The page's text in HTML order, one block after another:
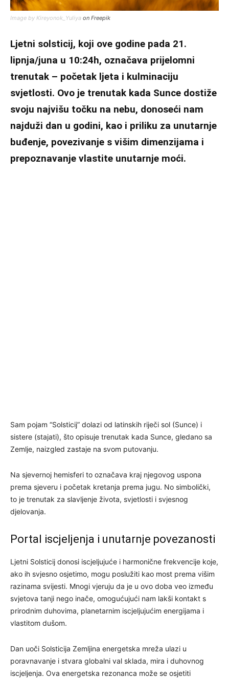
Image by Kireyonok_Yuliya on Freepik
Ljetni solsticij, koji ove godine pada 21.
lipnja/juna u 10:24h, označava prijelomni
trenutak – početak ljeta i kulminaciju
svjetlosti. Ovo je trenutak kada Sunce dostiže
svoju najvišu točku na nebu, donoseći nam
najduži dan u godini, kao i priliku za unutarnje
buđenje, povezivanje s višim dimenzijama i
prepoznavanje vlastite unutarnje moći.
Sam pojam “Solsticij” dolazi od latinskih riječi sol (Sunce) i
sistere (stajati), što opisuje trenutak kada Sunce, gledano sa
Zemlje, naizgled zastaje na svom putovanju.
Na sjevernoj hemisferi to označava kraj njegovog uspona
prema sjeveru i početak kretanja prema jugu. No simbolički,
to je trenutak za slavljenje života, svjetlosti i svjesnog
djelovanja.
Portal iscjeljenja i unutarnje povezanosti
Ljetni Solsticij donosi iscjeljujuće i harmonične frekvencije koje,
ako ih svjesno osjetimo, mogu poslužiti kao most prema višim
razinama svijesti. Mnogi vjeruju da je u ovo doba veo između
svjetova tanji nego inače, omogućujući nam lakši kontakt s
prirodnim duhovima, planetarnim iscjeljujućim energijama i
vlastitom dušom.
Dan uoči Solsticija Zemljina energetska mreža ulazi u
poravnavanje i stvara globalni val sklada, mira i duhovnog
iscjeljenja. Ova energetska rezonanca može se osjetiti